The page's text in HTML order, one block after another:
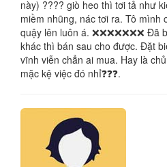
này) ???? giò heo thì tơi tả như
miềm nhũng, nác tơi ra. Tô mình
quậy lên luôn á. ❌❌❌❌❌❌❌
khác thì bán sau cho được. Đặt
vĩnh viễn chẳn ai mua. Hay là
mặc kệ việc đó nhỉ❓❓❓.